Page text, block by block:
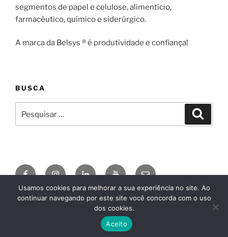
segmentos de papel e celulose, alimentício,
farmacêutico, químico e siderúrgico.
A marca da Belsys ® é produtividade e confiança!
BUSCA
por:
FacebookInstagramLinkedinYouTubeE-
mail
© 2026BELSYS ENGENHARIA AgDSN, byClaudio
Usamos cookies para melhorar a sua experiência no site. Ao
continuar navegando por este site você concorda com o uso
dos cookies.
Aceito